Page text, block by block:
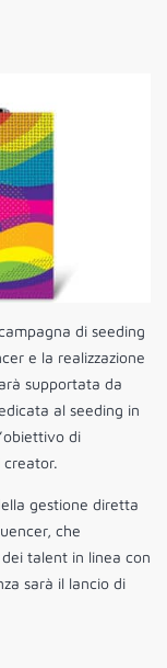
di seeding
e la realizzazione
supportata da
al seeding in
di
gestione diretta
che
talent in linea con
sarà il lancio di